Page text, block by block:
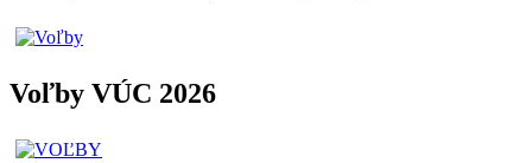
Voľby VÚC 2026